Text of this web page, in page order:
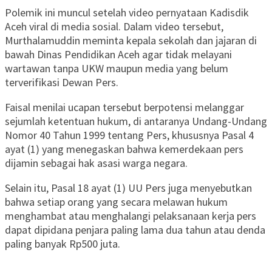
Polemik ini muncul setelah video pernyataan Kadisdik
Aceh viral di media sosial. Dalam video tersebut,
Murthalamuddin meminta kepala sekolah dan jajaran di
bawah Dinas Pendidikan Aceh agar tidak melayani
wartawan tanpa UKW maupun media yang belum
terverifikasi Dewan Pers.
Faisal menilai ucapan tersebut berpotensi melanggar
sejumlah ketentuan hukum, di antaranya Undang-Undang
Nomor 40 Tahun 1999 tentang Pers, khususnya Pasal 4
ayat (1) yang menegaskan bahwa kemerdekaan pers
dijamin sebagai hak asasi warga negara.
Selain itu, Pasal 18 ayat (1) UU Pers juga menyebutkan
bahwa setiap orang yang secara melawan hukum
menghambat atau menghalangi pelaksanaan kerja pers
dapat dipidana penjara paling lama dua tahun atau denda
paling banyak Rp500 juta.